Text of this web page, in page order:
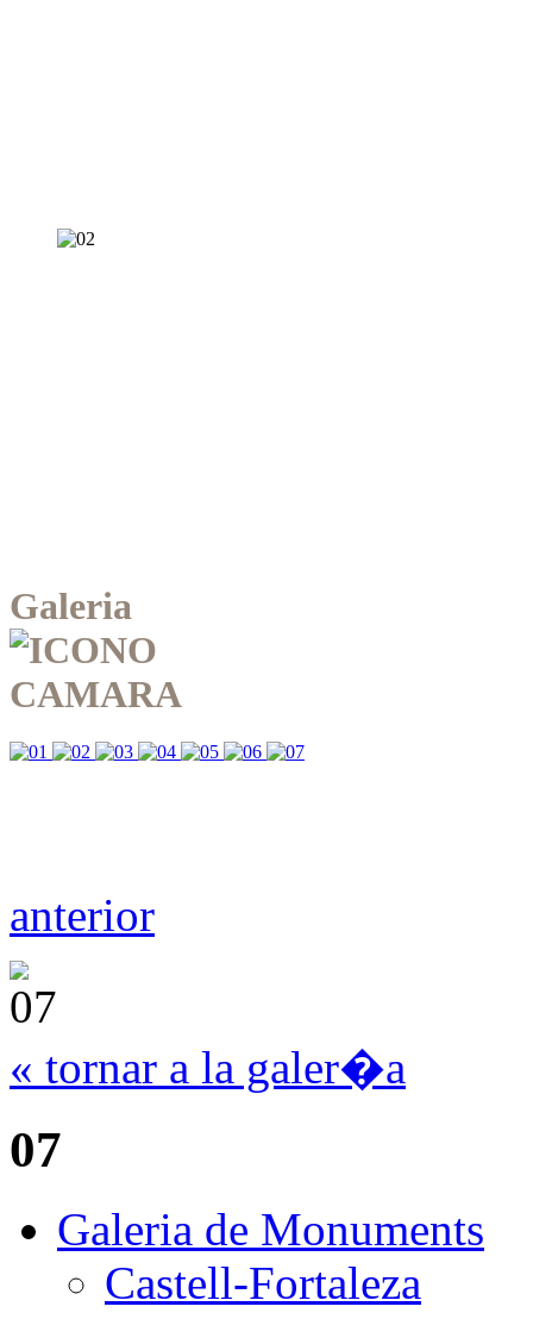
Galeria
anterior
« tornar a la galer�a
07
Galeria de Monuments
Castell-Fortaleza